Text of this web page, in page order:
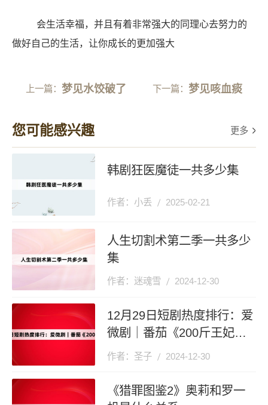
会生活幸福，并且有着非常强大的同理心去努力的
做好自己的生活，让你成长的更加强大
上一篇： 梦见水饺破了 下一篇：梦见咳血痰
您可能感兴趣 更多
韩剧狂医魔徒一共多少集
作者：小丢 2025-02-21
人生切割术第二季一共多少
集
作者：迷魂雪 2024-12-30
12月29日短剧热度排行：爱
微剧｜番茄《200斤王妃天
天想和离》登顶第一
作者：圣子 2024-12-30
《猎罪图鉴2》奥莉和罗一